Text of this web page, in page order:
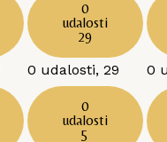
0
udalosti
29
0 udalosti, 29 0
0
udalosti
5